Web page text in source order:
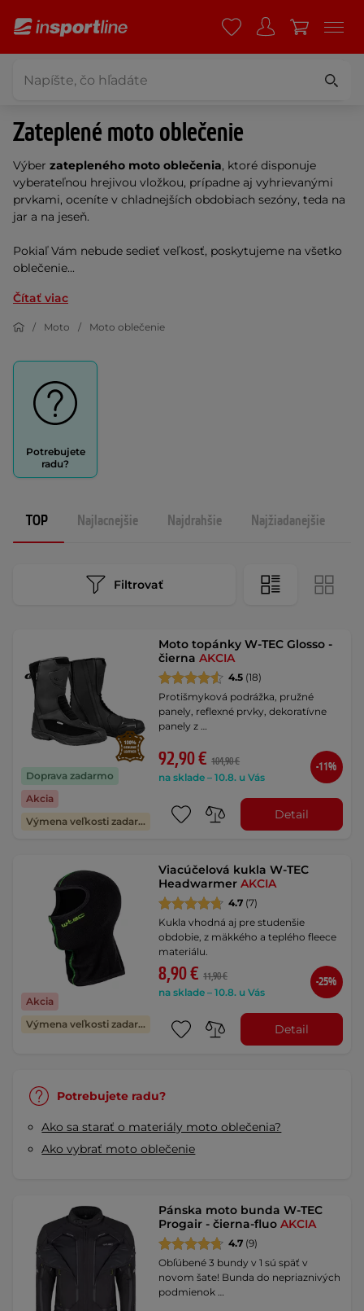
Zateplené moto oblečenie
Výber zatepleného moto oblečenia, ktoré disponuje
vyberateľnou hrejivou vložkou, prípadne aj vyhrievanými
prvkami, oceníte v chladnejších obdobiach sezóny, teda na
jar a na jeseň.
Pokiaľ Vám nebude sedieť veľkosť, poskytujeme na všetko
oblečenie...
Čítať viac
Moto Moto oblečenie
Potrebujete
radu?
TOP Najlacnejšie Najdrahšie Najžiadanejšie
Filtrovať
Doprava zadarmo
Akcia
Výmena veľkosti zadarmo
Moto topánky W-TEC Glosso -
čiernaAKCIA
4.5 (18)
Protišmyková podrážka, pružné
panely, reflexné prvky, dekoratívne
panely z …
92,90 € 104,90 €
na sklade – 10.8. u Vás
-11%
Detail
Akcia
Výmena veľkosti zadarmo
Viacúčelová kukla W-TEC
HeadwarmerAKCIA
4.7 (7)
Kukla vhodná aj pre studenšie
obdobie, z mäkkého a teplého fleece
materiálu.
8,90 € 11,90 €
na sklade – 10.8. u Vás
-25%
Detail
Potrebujete radu?
Ako sa starať o materiály moto oblečenia?
Ako vybrať moto oblečenie
Pánska moto bunda W-TEC
Progair - čierna-fluoAKCIA
4.7 (9)
Obľúbené 3 bundy v 1 sú späť v
novom šate! Bunda do nepriaznivých
podmienok …